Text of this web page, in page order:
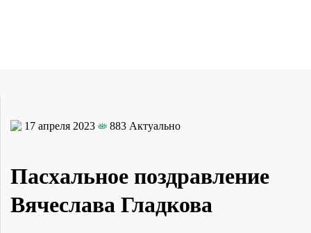
17 апреля 2023 883 Актуально
Пасхальное поздравление
Вячеслава Гладкова